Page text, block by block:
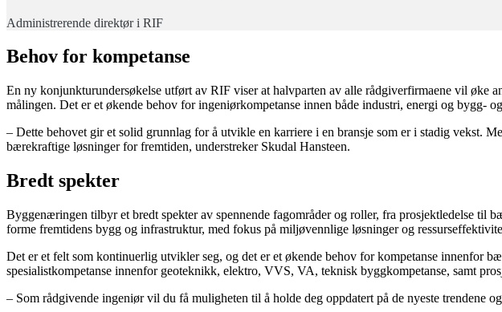
Administrerende direktør i RIF
Behov for kompetanse
En ny konjunkturundersøkelse utført av RIF viser at halvparten av alle rådgiverfirmaene vil øke
målingen. Det er et økende behov for ingeniørkompetanse innen både industri, energi og bygg-
– Dette behovet gir et solid grunnlag for å utvikle en karriere i en bransje som er i stadig vekst.
bærekraftige løsninger for fremtiden, understreker Skudal Hansteen.
Bredt spekter
Byggenæringen tilbyr et bredt spekter av spennende fagområder og roller, fra prosjektledelse
forme fremtidens bygg og infrastruktur, med fokus på miljøvennlige løsninger og
Det er et felt som kontinuerlig utvikler seg, og det er et økende behov for kompetanse innenfor
spesialistkompetanse innenfor geoteknikk, elektro, VVS, VA, teknisk byggkompetanse, samt
– Som rådgivende ingeniør vil du få muligheten til å holde deg oppdatert på de nyeste trendene